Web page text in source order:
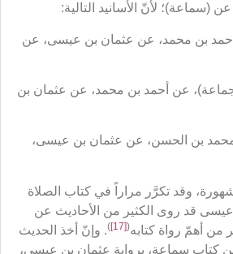
لأنّ الأسانيد التالية:
بن محمد، عن عثمان بن عيسى، عن
عن أحمد بن محمد، عن عثمان بن
بن الحسن، عن عثمان بن عيسى،
وقد تكرَّر مراراً في كتاب الصلاة
قد روى الكثير من الأحاديث عن
من أهمّ رواة كتابه(
[17]
). وإنّ أخذ الحديث
كتاب سماعة، برواية عثمان بن عيسى،